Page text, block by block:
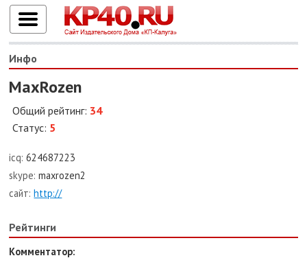
Инфо
MaxRozen
Общий рейтинг: 34
Статус: 5
icq: 624687223
skype: maxrozen2
сайт: http://
Рейтинги
Комментатор: